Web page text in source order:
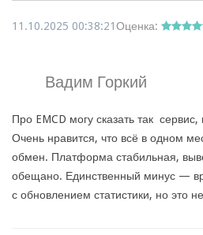
11.10.2025 00:38:21Оценка:
Вадим Горкий
Про EMCD могу сказать так
Очень нравится, что всё в одном
обмен. Платформа стабильная,
обещано. Единственный минус —
с обновлением статистики, но это